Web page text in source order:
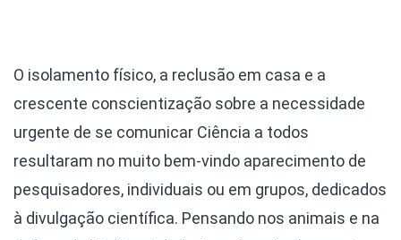
O isolamento físico, a reclusão em casa e a
crescente conscientização sobre a necessidade
urgente de se comunicar Ciência a todos
resultaram no muito bem-vindo aparecimento de
pesquisadores, individuais ou em grupos, dedicados
à divulgação científica. Pensando nos animais e na